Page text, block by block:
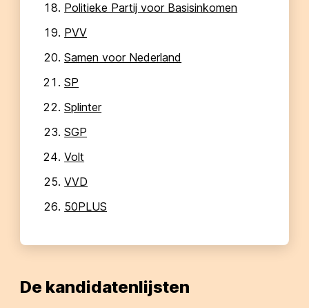
Politieke Partij voor Basisinkomen
PVV
Samen voor Nederland
SP
Splinter
SGP
Volt
VVD
50PLUS
De kandidatenlijsten